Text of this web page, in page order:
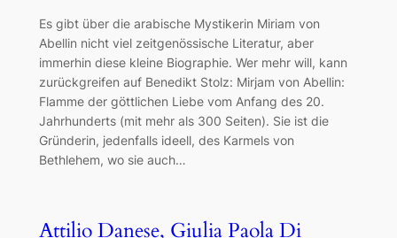
Es gibt über die arabische Mystikerin Miriam von
Abellin nicht viel zeitgenössische Literatur, aber
immerhin diese kleine Biographie. Wer mehr will, kann
zurückgreifen auf Benedikt Stolz: Mirjam von Abellin:
Flamme der göttlichen Liebe vom Anfang des 20.
Jahrhunderts (mit mehr als 300 Seiten). Sie ist die
Gründerin, jedenfalls ideell, des Karmels von
Bethlehem, wo sie auch…
Attilio Danese, Giulia Paola Di